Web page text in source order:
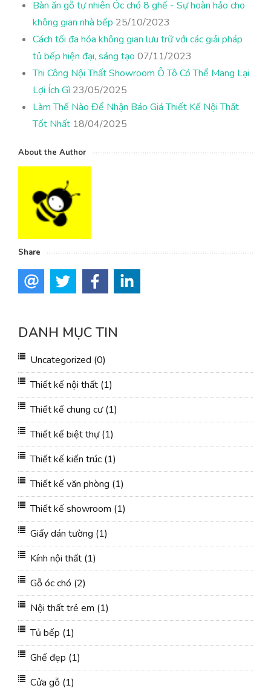
Bàn ăn gỗ tự nhiên Óc chó 8 ghế - Sự hoàn hảo cho
không gian nhà bếp 25/10/2023
Cách tối đa hóa không gian lưu trữ với các giải pháp
tủ bếp hiện đại, sáng tạo 07/11/2023
Thi Công Nội Thất Showroom Ô Tô Có Thể Mang Lại
Lợi Ích Gì 23/05/2025
Làm Thế Nào Để Nhận Báo Giá Thiết Kế Nội Thất
Tốt Nhất 18/04/2025
About the Author
Share
DANH MỤC TIN
Uncategorized (0)
Thiết kế nội thất (1)
Thiết kế chung cư(1)
Thiết kế biệt thự(1)
Thiết kế kiến trúc (1)
Thiết kế văn phòng (1)
Thiết kế showroom (1)
Giấy dán tường (1)
Kính nội thất (1)
Gỗ óc chó (2)
Nội thất trẻ em (1)
Tủ bếp (1)
Ghế đẹp (1)
Cửa gỗ (1)